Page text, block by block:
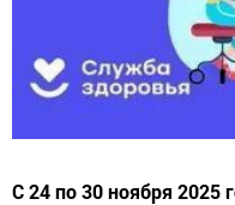
С 24 по 30 ноября 2025